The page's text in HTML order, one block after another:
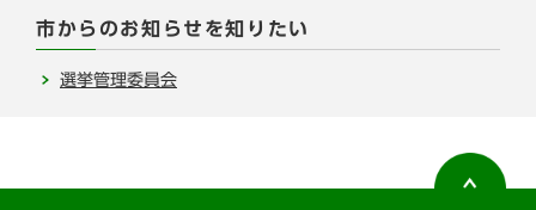
市からのお知らせを知りたい
選挙管理委員会